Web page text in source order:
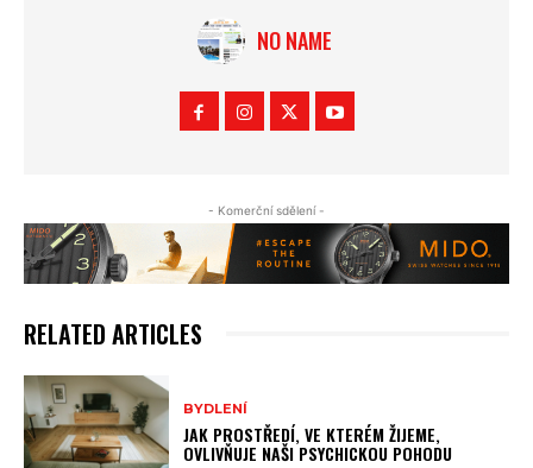
NO NAME
- Komerční sdělení -
RELATED ARTICLES
BYDLENÍ
JAK PROSTŘEDÍ, VE KTERÉM ŽIJEME,
OVLIVŇUJE NAŠI PSYCHICKOU POHODU